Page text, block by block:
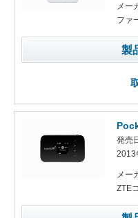
メー
ファ
製
発売
2013
メー
ZTE